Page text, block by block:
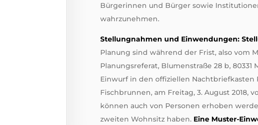
Bürgerinnen und Bürger sowie
wahrzunehmen.
Stellungnahmen und Einwendungen:
Planung sind während der Frist, also vom
Planungsreferat, Blumenstraße 28 b,
Einwurf in den offiziellen Nachtbriefkasten
Fischbrunnen, am Freitag, 3. August 2018,
können auch von Personen erhoben
zweiten Wohnsitz haben. Eine Muster-